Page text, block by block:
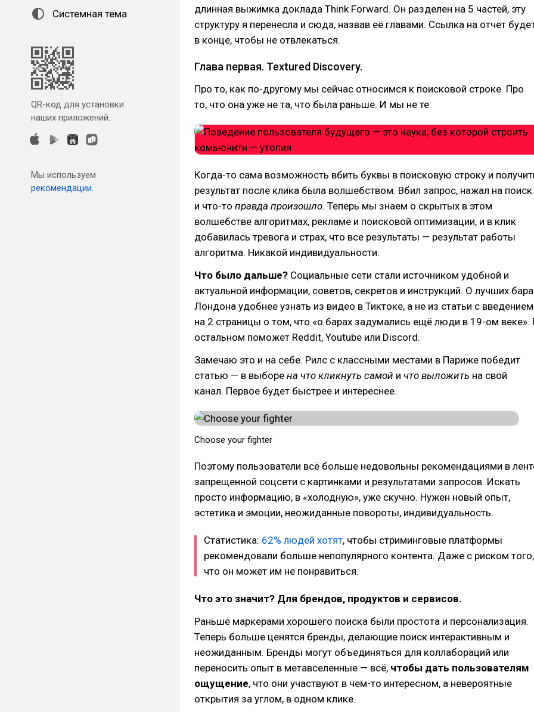
Системная тема
QR-код для установки
наших приложений.
Мы используем
рекомендации.
длинная выжимка доклада Think Forward. Он разделен на 5 частей, эту
структуру я перенесла и сюда, назвав её главами. Ссылка на отчет
в конце, чтобы не отвлекаться.
Глава первая. Textured Discovery.
Про то, как по-другому мы сейчас относимся к поисковой строке. Про
то, что она уже не та, что была раньше. И мы не те.
Когда-то сама возможность вбить буквы в поисковую строку и
результат после клика была волшебством. Вбил запрос, нажал на поиск
и что-то правда произошло. Теперь мы знаем о скрытых в этом
волшебстве алгоритмах, рекламе и поисковой оптимизации, и в клик
добавилась тревога и страх, что все результаты — результат работы
алгоритма. Никакой индивидуальности.
Что было дальше? Социальные сети стали источником удобной и
актуальной информации, советов, секретов и инструкций. О лучших
Лондона удобнее узнать из видео в Тиктоке, а не из статьи с введением
на 2 страницы о том, что «о барах задумались ещё люди в 19-ом веке».
остальном поможет Reddit, Youtube или Discord.
Замечаю это и на себе. Рилс с классными местами в Париже победит
статью — в выборе на что кликнуть самой и что выложить на свой
канал. Первое будет быстрее и интереснее.
Choose your fighter
Поэтому пользователи всё больше недовольны рекомендациями в
запрещенной соцсети с картинками и результатами запросов. Искать
просто информацию, в «холодную», уже скучно. Нужен новый опыт,
эстетика и эмоции, неожиданные повороты, индивидуальность.
Статистика: 62% людей хотят, чтобы стриминговые платформы
рекомендовали больше непопулярного контента. Даже с риском того,
что он может им не понравиться.
Что это значит? Для брендов, продуктов и сервисов.
Раньше маркерами хорошего поиска были простота и персонализация.
Теперь больше ценятся бренды, делающие поиск интерактивным и
неожиданным. Бренды могут объединяться для коллабораций или
переносить опыт в метавселенные — всё, чтобы дать пользователям
ощущение, что они участвуют в чем-то интересном, а невероятные
открытия за углом, в одном клике.